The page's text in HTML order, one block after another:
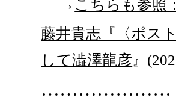
→ こちらも参照
藤井貴志『〈ポス
して澁澤龍彦 』
…………………